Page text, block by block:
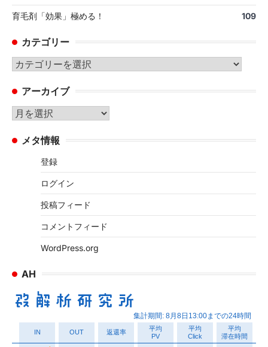
育毛剤「効果」極める！ 109
カテゴリー
カ
ゴ
リ
ー
アーカイブ
ア
カ メタ情報
登録
ログイン
投稿フィード
コメントフィード
WordPress.org
AH